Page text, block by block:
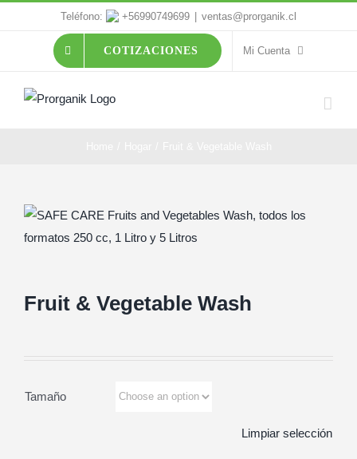
Teléfono: +56990749699 ventas@prorganik.cl
COTIZACIONES Mi Cuenta
Fruit & Vegetable Wash
Tamaño
Limpiar selección